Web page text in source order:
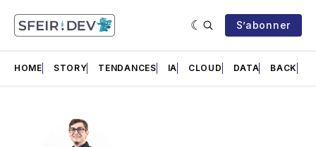
S’abonner
HOME STORY TENDANCES IA CLOUD DATA BACK